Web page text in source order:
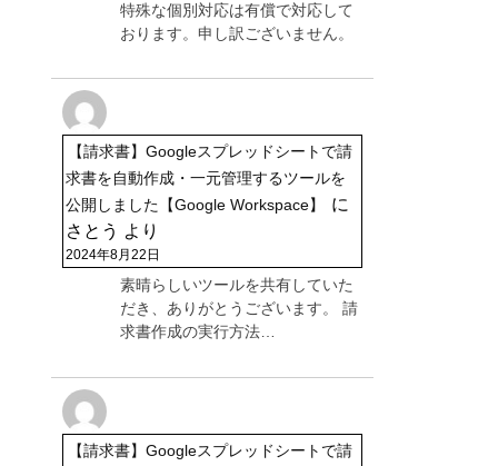
特殊な個別対応は有償で対応して
おります。申し訳ございません。
【請求書】Googleスプレッドシートで請
求書を自動作成・一元管理するツールを
公開しました【Google Workspace】
に
さとう より
2024年8月22日
素晴らしいツールを共有していた
だき、ありがとうございます。 請
求書作成の実行方法…
【請求書】Googleスプレッドシートで請